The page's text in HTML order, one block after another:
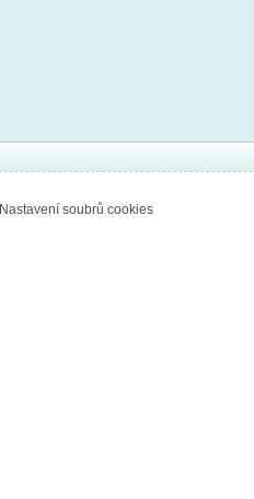
Nastavení soubrů cookies